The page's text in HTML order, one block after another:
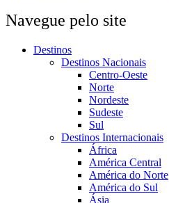
Navegue pelo site
Destinos
Destinos Nacionais
Centro-Oeste
Norte
Nordeste
Sudeste
Sul
Destinos Internacionais
África
América Central
América do Norte
América do Sul
Ásia